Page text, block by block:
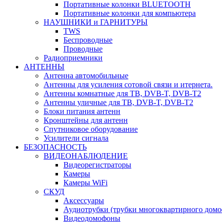
Портативные колонки BLUETOOTH
Портативные колонки для компьютера
НАУШНИКИ и ГАРНИТУРЫ
TWS
Беспроводные
Проводные
Радиоприемники
АНТЕННЫ
Антенна автомобильные
Антенны для усиления сотовой связи и итернета.
Антенны комнатные для ТВ, DVB-T, DVB-T2
Антенны уличные для ТВ, DVB-T, DVB-T2
Блоки питания антенн
Кронштейны для антенн
Спутниковое оборудование
Усилители сигнала
БЕЗОПАСНОСТЬ
ВИДЕОНАБЛЮДЕНИЕ
Видеорегистраторы
Камеры
Камеры WiFi
СКУД
Аксессуары
Аудиотрубки (трубки многоквартирного
Видеодомофоны